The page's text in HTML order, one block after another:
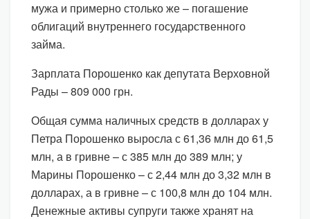
мужа и примерно столько же – погашение
облигаций внутреннего государственного
займа.
Зарплата Порошенко как депутата Верховной
Рады – 809 000 грн.
Общая сумма наличных средств в долларах у
Петра Порошенко выросла с 61,36 млн до 61,5
млн, а в гривне – с 385 млн до 389 млн; у
Марины Порошенко – с 2,44 млн до 3,32 млн в
долларах, а в гривне – с 100,8 млн до 104 млн.
Денежные активы супруги также хранят на